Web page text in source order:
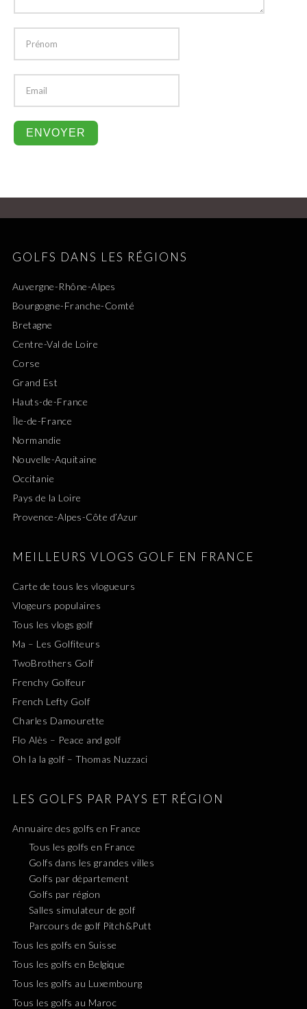
GOLFS DANS LES RÉGIONS
Auvergne-Rhône-Alpes
Bourgogne-Franche-Comté
Bretagne
Centre-Val de Loire
Corse
Grand Est
Hauts-de-France
Île-de-France
Normandie
Nouvelle-Aquitaine
Occitanie
Pays de la Loire
Provence-Alpes-Côte d’Azur
MEILLEURS VLOGS GOLF EN FRANCE
Carte de tous les vlogueurs
Vlogeurs populaires
Tous les vlogs golf
Ma – Les Golfiteurs
TwoBrothers Golf
Frenchy Golfeur
French Lefty Golf
Charles Damourette
Flo Alès – Peace and golf
Oh la la golf – Thomas Nuzzaci
LES GOLFS PAR PAYS ET RÉGION
Annuaire des golfs en France
Tous les golfs en France
Golfs dans les grandes villes
Golfs par département
Golfs par région
Salles simulateur de golf
Parcours de golf Pitch&Putt
Tous les golfs en Suisse
Tous les golfs en Belgique
Tous les golfs au Luxembourg
Tous les golfs au Maroc